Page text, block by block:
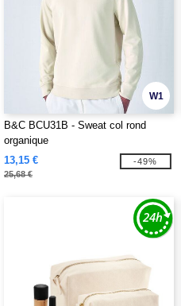
W1
B&C BCU31B - Sweat col rond
organique
13,15 €
25,68 €
-49%